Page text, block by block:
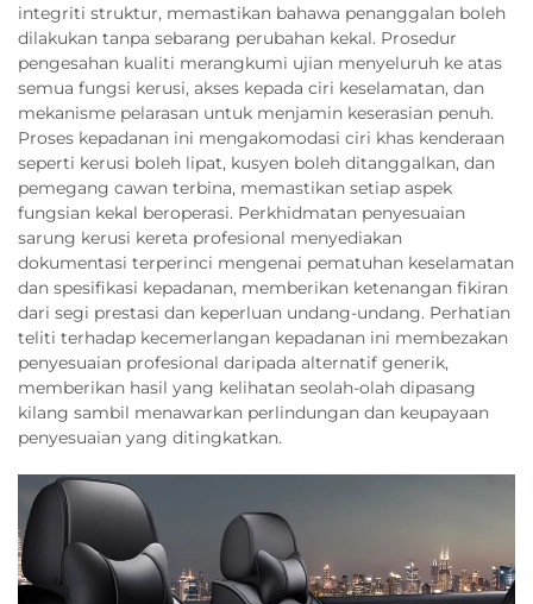
integriti struktur, memastikan bahawa penanggalan boleh
dilakukan tanpa sebarang perubahan kekal. Prosedur
pengesahan kualiti merangkumi ujian menyeluruh ke atas
semua fungsi kerusi, akses kepada ciri keselamatan, dan
mekanisme pelarasan untuk menjamin keserasian penuh.
Proses kepadanan ini mengakomodasi ciri khas kenderaan
seperti kerusi boleh lipat, kusyen boleh ditanggalkan, dan
pemegang cawan terbina, memastikan setiap aspek
fungsian kekal beroperasi. Perkhidmatan penyesuaian
sarung kerusi kereta profesional menyediakan
dokumentasi terperinci mengenai pematuhan keselamatan
dan spesifikasi kepadanan, memberikan ketenangan fikiran
dari segi prestasi dan keperluan undang-undang. Perhatian
teliti terhadap kecemerlangan kepadanan ini membezakan
penyesuaian profesional daripada alternatif generik,
memberikan hasil yang kelihatan seolah-olah dipasang
kilang sambil menawarkan perlindungan dan keupayaan
penyesuaian yang ditingkatkan.